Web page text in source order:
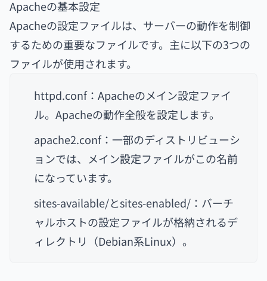
Apacheの基本設定
Apacheの設定ファイルは、サーバーの動作を制御
するための重要なファイルです。主に以下の3つの
ファイルが使用されます。
httpd.conf：Apacheのメイン設定ファイ
ル。Apacheの動作全般を設定します。
apache2.conf：一部のディストリビューシ
ョンでは、メイン設定ファイルがこの名前
になっています。
sites-available/とsites-enabled/：バーチ
ャルホストの設定ファイルが格納されるデ
ィレクトリ（Debian系Linux）。